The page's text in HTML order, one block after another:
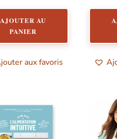
AJOUTER AU
PANIER
aux favoris